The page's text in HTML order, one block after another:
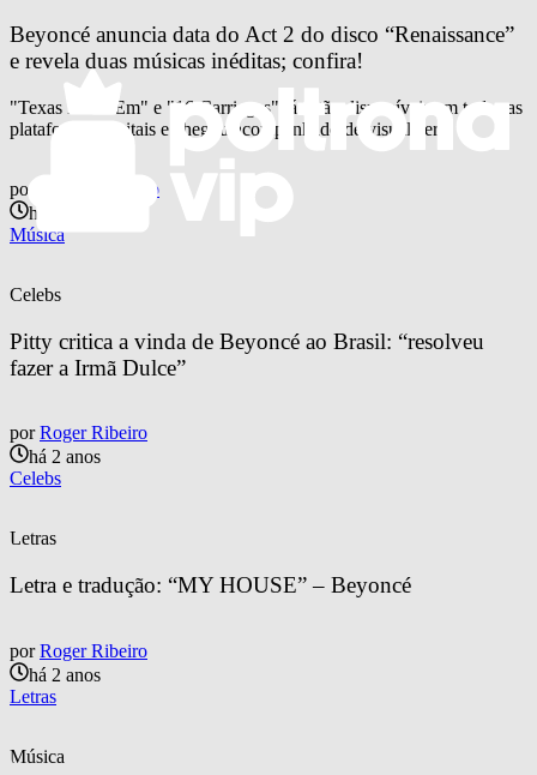
Beyoncé anuncia data do Act 2 do disco “Renaissance”
e revela duas músicas inéditas; confira!
"Texas Hold 'Em" e "16 Carriages" já estão disponíveis em todas as
plataformas digitais e chegou acompanhado de visualizer
por
Otavio Pinheiro
há 2 anos
Música
Celebs
Pitty critica a vinda de Beyoncé ao Brasil: “resolveu
fazer a Irmã Dulce”
por Roger Ribeiro
há 2 anos
Celebs
Letras
Letra e tradução: “MY HOUSE” – Beyoncé
por Roger Ribeiro
há 2 anos
Letras
Música